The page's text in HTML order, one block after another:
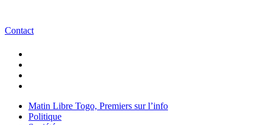
Contact
Matin Libre Togo, Premiers sur l’info
Politique